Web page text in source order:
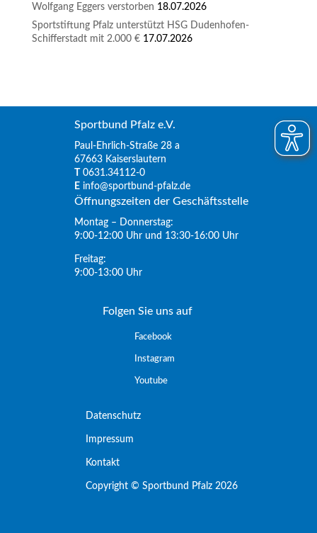
Wolfgang Eggers verstorben 18.07.2026
Sportstiftung Pfalz unterstützt HSG Dudenhofen-
Schifferstadt mit 2.000 € 17.07.2026
Sportbund Pfalz e.V.
Paul-Ehrlich-Straße 28 a
67663 Kaiserslautern
0631.34112-0
E info@sportbund-pfalz.de
Öffnungszeiten der Geschäftsstelle
Montag – Donnerstag:
9:00-12:00 Uhr und 13:30-16:00 Uhr
Freitag:
9:00-13:00 Uhr
Folgen Sie uns auf
Facebook
Instagram
Youtube
Datenschutz
Impressum
Kontakt
Copyright © Sportbund Pfalz 2026